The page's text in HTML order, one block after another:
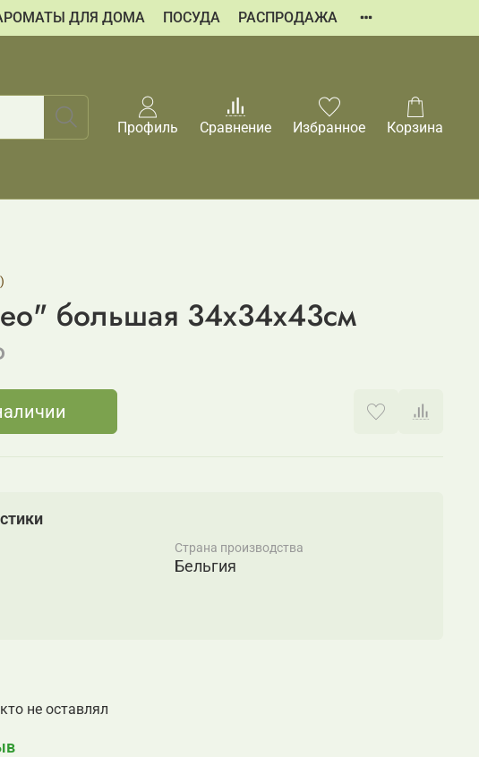
ДЛЯ ДОМА ПОСУДА РАСПРОДАЖА
Профиль Сравнение Избранное Корзина
большая 34x34x43см
Страна производства
Бельгия
не оставлял